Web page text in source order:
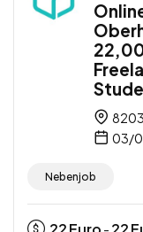
03/
Nebenjob